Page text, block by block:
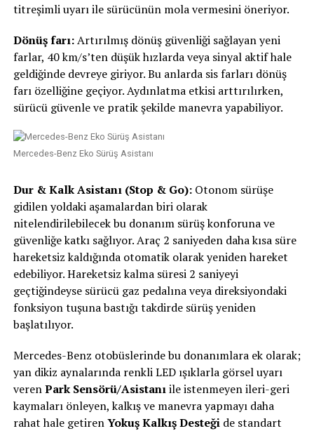
titreşimli uyarı ile sürücünün mola vermesini öneriyor.
Dönüş farı:Artırılmış dönüş güvenliği sağlayan yeni
farlar, 40 km/s’ten düşük hızlarda veya sinyal aktif hale
geldiğinde devreye giriyor. Bu anlarda sis farları dönüş
farı özelliğine geçiyor. Aydınlatma etkisi arttırılırken,
sürücü güvenle ve pratik şekilde manevra yapabiliyor.
Mercedes-Benz Eko Sürüş Asistanı
Dur & Kalk Asistanı (Stop & Go): Otonom sürüşe
gidilen yoldaki aşamalardan biri olarak
nitelendirilebilecek bu donanım sürüş konforuna ve
güvenliğe katkı sağlıyor. Araç 2 saniyeden daha kısa süre
hareketsiz kaldığında otomatik olarak yeniden hareket
edebiliyor. Hareketsiz kalma süresi 2 saniyeyi
geçtiğindeyse sürücü gaz pedalına veya direksiyondaki
fonksiyon tuşuna bastığı takdirde sürüş yeniden
başlatılıyor.
Mercedes-Benz otobüslerinde bu donanımlara ek olarak;
yan dikiz aynalarında renkli LED ışıklarla görsel uyarı
verenPark Sensörü/Asistanıile istenmeyen ileri-geri
kaymaları önleyen, kalkış ve manevra yapmayı daha
rahat hale getirenYokuş Kalkış Desteğide standart